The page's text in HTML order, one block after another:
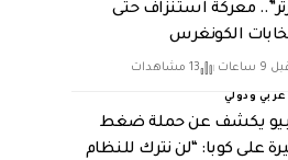
معركة استنزاف حتى
الكونغرس
9 ساعات 13 مشاهدات
عربي ودولي
يكشف عن حملة ضغط
على كوبا: “لن نترك للنظام